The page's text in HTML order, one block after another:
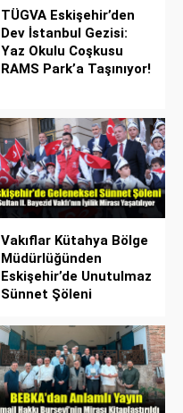
TÜGVA Eskişehir’den
Dev İstanbul Gezisi:
Yaz Okulu Coşkusu
RAMS Park’a Taşınıyor!
Vakıflar Kütahya Bölge
Müdürlüğünden
Eskişehir’de Unutulmaz
Sünnet Şöleni